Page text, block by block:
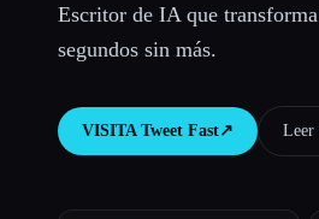
Escritor de IA que
segundos sin más.
VISITA Tweet Fast↗︎ Leer